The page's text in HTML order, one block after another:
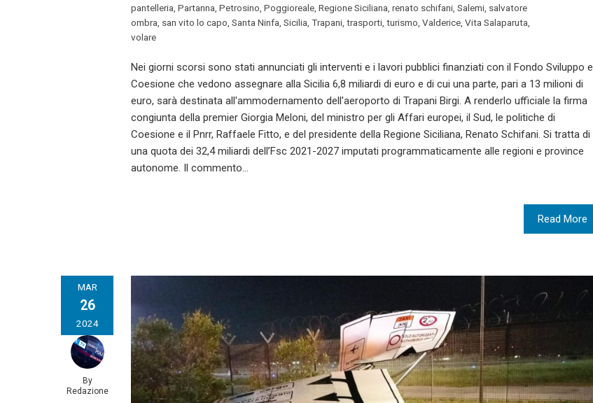
pantelleria, Partanna, Petrosino, Poggioreale, Regione Siciliana, renato schifani, Salemi, salvatore
ombra, san vito lo capo, Santa Ninfa, Sicilia, Trapani, trasporti, turismo, Valderice, Vita Salaparuta,
volare
Nei giorni scorsi sono stati annunciati gli interventi e i lavori pubblici finanziati con il Fondo Sviluppo e
Coesione che vedono assegnare alla Sicilia 6,8 miliardi di euro e di cui una parte, pari a 13 milioni di
euro, sarà destinata all'ammodernamento dell'aeroporto di Trapani Birgi. A renderlo ufficiale la firma
congiunta della premier Giorgia Meloni, del ministro per gli Affari europei, il Sud, le politiche di
Coesione e il Pnrr, Raffaele Fitto, e del presidente della Regione Siciliana, Renato Schifani. Si tratta di
una quota dei 32,4 miliardi dell’Fsc 2021-2027 imputati programmaticamente alle regioni e province
autonome. Il commento…
Read More
MAR
26
2024
By
Redazione